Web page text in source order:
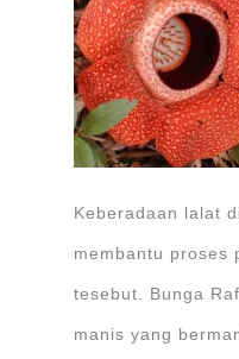
Keberadaan lalat
membantu proses
tesebut. Bunga
manis yang